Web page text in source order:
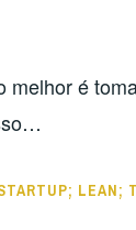
é
LEAN;